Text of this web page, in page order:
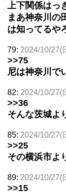
上下関係はっ
まあ神奈川の
は知ってるや
79: 2024/10/27(
>>75
尼は神奈川で
82: 2024/10/27(
>>36
そんな茨城よ
85: 2024/10/27(
>>25
その横浜市よ
89: 2024/10/27(
>>15